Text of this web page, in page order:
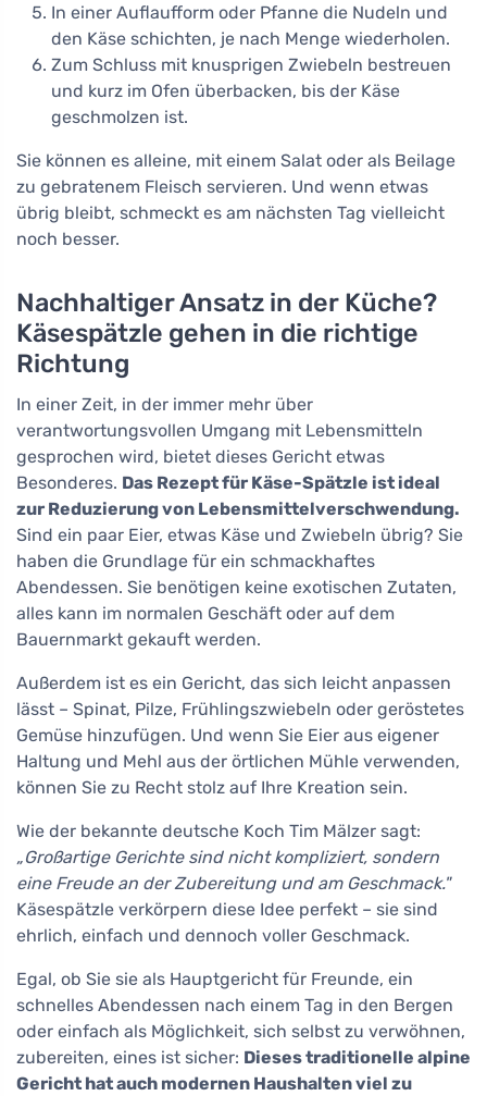
In einer Auflaufform oder Pfanne die Nudeln und
den Käse schichten, je nach Menge wiederholen.
Zum Schluss mit knusprigen Zwiebeln bestreuen
und kurz im Ofen überbacken, bis der Käse
geschmolzen ist.
Sie können es alleine, mit einem Salat oder als Beilage
zu gebratenem Fleisch servieren. Und wenn etwas
übrig bleibt, schmeckt es am nächsten Tag vielleicht
noch besser.
Nachhaltiger Ansatz in der Küche?
Käsespätzle gehen in die richtige
Richtung
In einer Zeit, in der immer mehr über
verantwortungsvollen Umgang mit Lebensmitteln
gesprochen wird, bietet dieses Gericht etwas
Besonderes. Das Rezept für Käse-Spätzle ist ideal
zur Reduzierung von Lebensmittelverschwendung.
Sind ein paar Eier, etwas Käse und Zwiebeln übrig? Sie
haben die Grundlage für ein schmackhaftes
Abendessen. Sie benötigen keine exotischen Zutaten,
alles kann im normalen Geschäft oder auf dem
Bauernmarkt gekauft werden.
Außerdem ist es ein Gericht, das sich leicht anpassen
lässt – Spinat, Pilze, Frühlingszwiebeln oder geröstetes
Gemüse hinzufügen. Und wenn Sie Eier aus eigener
Haltung und Mehl aus der örtlichen Mühle verwenden,
können Sie zu Recht stolz auf Ihre Kreation sein.
Wie der bekannte deutsche Koch Tim Mälzer sagt:
„Großartige Gerichte sind nicht kompliziert, sondern
eine Freude an der Zubereitung und am Geschmack."
Käsespätzle verkörpern diese Idee perfekt – sie sind
ehrlich, einfach und dennoch voller Geschmack.
Egal, ob Sie sie als Hauptgericht für Freunde, ein
schnelles Abendessen nach einem Tag in den Bergen
oder einfach als Möglichkeit, sich selbst zu verwöhnen,
zubereiten, eines ist sicher: Dieses traditionelle alpine
Gericht hat auch modernen Haushalten viel zu